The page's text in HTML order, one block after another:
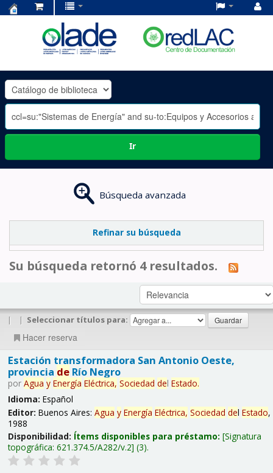
OLADE
-
Ir
Búsqueda avanzada
Refinar su búsqueda
Su búsqueda retornó 4 resultados.
| | Seleccionar títulos para:
Hacer reserva
Estación transformadora San Antonio Oeste,
provincia deRío Negro
por Agua y Energía Eléctrica, Sociedad del Estado.
Idioma: Español
Editor: Buenos Aires: Agua y Energía Eléctrica, Sociedad del Estado,
1988
Disponibilidad: Ítems disponibles para préstamo: Signatura
topográfica: 621.374.5/A282/v.2 (3).